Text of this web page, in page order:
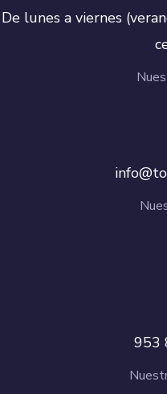
De lunes a viernes
953